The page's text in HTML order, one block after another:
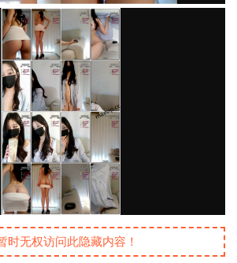
时无权访问此隐藏内容！